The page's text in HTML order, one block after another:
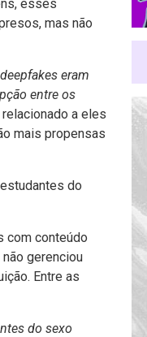
esses
mas não
eram
entre os
a eles
mais propensas
do
com conteúdo
gerenciou
Entre as
do sexo